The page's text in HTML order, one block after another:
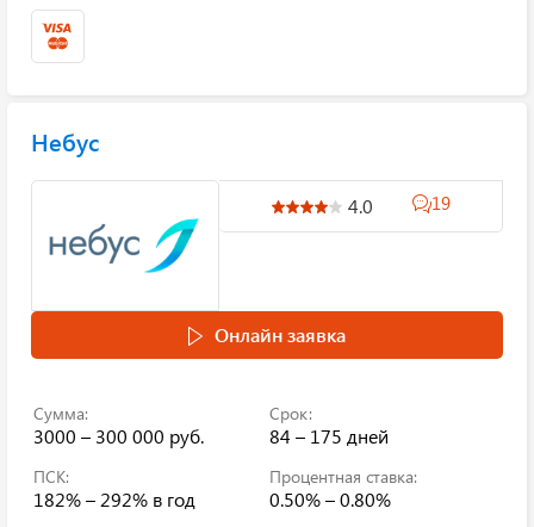
Небус
4.0 19
Онлайн заявка
Сумма:
3000 – 300 000 руб.
Срок:
84 – 175 дней
ПСК:
182% – 292% в год
Процентная ставка:
0.50% – 0.80%